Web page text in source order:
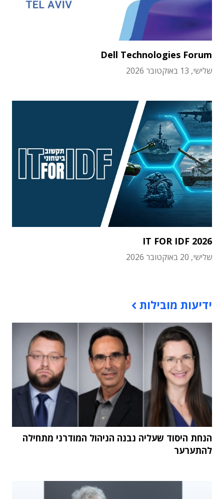
Dell Technologies Forum
שלישי, 13 באוקטובר 2026
IT FOR IDF 2026
שלישי, 20 באוקטובר 2026
ידיעות מובילות
הנחת היסוד שעליה נבנה הניהול המודרני מתחילה
להתערער